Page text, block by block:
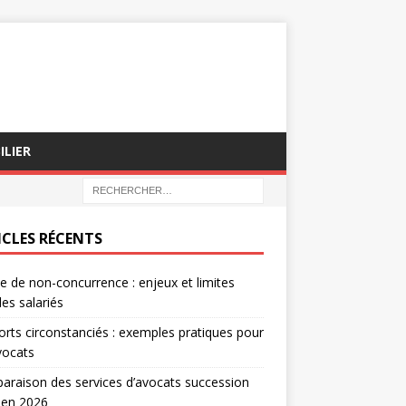
RÉCENTS
de non-concurrence : enjeux et limites
salariés
circonstanciés : exemples pratiques pour
des services d’avocats succession
2026